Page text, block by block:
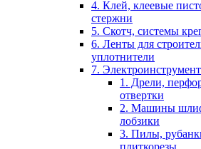
4. Клей, клеевые
стержни
5. Скотч, системы
6. Ленты для
уплотнители
7. Электроинструмент
1. Дрели,
отвертки
2. Машины
лобзики
3. Пилы,
плиткорезы